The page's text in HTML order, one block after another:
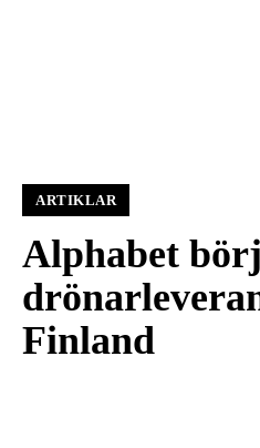
ARTIKLAR
Alphabet
Finland